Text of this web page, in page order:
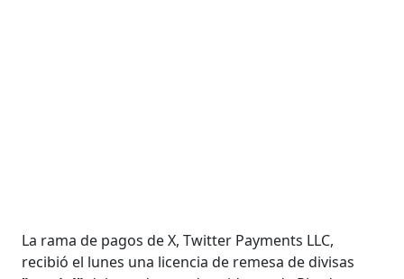
La rama de pagos de X, Twitter Payments LLC,
recibió el lunes una licencia de remesa de divisas